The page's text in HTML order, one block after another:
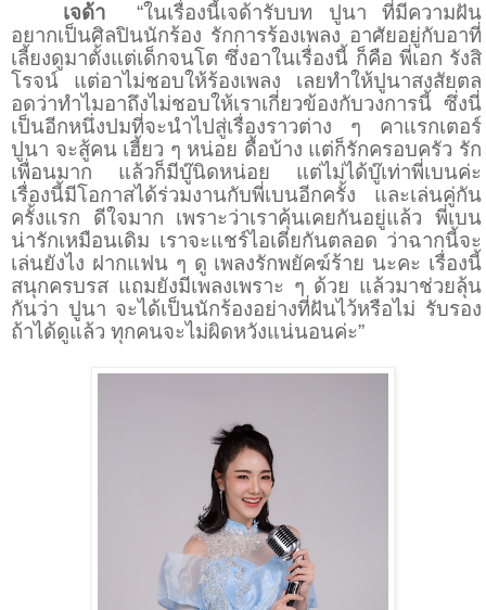
เจด้า
“ในเรื่องนี้เจด้ารับบท ปูนา ที่มีความฝัน
อยากเป็นศิลปินนักร้อง รักการร้องเพลง อาศัยอยู่กับอาที่
เลี้ยงดูมาตั้งแต่เด็กจนโต ซึ่งอาในเรื่องนี้ ก็คือ พี่เอก รังสิ
โรจน์ แต่อาไม่ชอบให้ร้องเพลง เลยทำให้ปูนาสงสัยตล
อดว่าทําไมอาถึงไม่ชอบให้เราเกี่ยวข้องกับวงการนี้ ซึ่งนี่
เป็นอีกหนึ่งปมที่จะนำไปสู่เรื่องราวต่าง ๆ คาแรกเตอร์
ปูนา จะสู้คน เฮี้ยว ๆ หน่อย ดื้อบ้าง แต่ก็รักครอบครัว รัก
เพื่อนมาก แล้วก็มีบู๊นิดหน่อย แต่ไม่ได้บู๊เท่าพี่เบนค่ะ
เรื่องนี้มีโอกาสได้ร่วมงานกับพี่เบนอีกครั้ง และเล่นคู่กัน
ครั้งแรก ดีใจมาก เพราะว่าเราคุ้นเคยกันอยู่แล้ว พี่เบน
น่ารักเหมือนเดิม เราจะแชร์ไอเดียกันตลอด ว่าฉากนี้จะ
เล่นยังไง ฝากแฟน ๆ ดู เพลงรักพยัคฆ์ร้าย นะคะ เรื่องนี้
สนุกครบรส แถมยังมีเพลงเพราะ ๆ ด้วย แล้วมาช่วยลุ้น
กันว่า ปูนา จะได้เป็นนักร้องอย่างที่ฝันไว้หรือไม่ รับรอง
ถ้าได้ดูแล้ว ทุกคนจะไม่ผิดหวังแน่นอนค่ะ”